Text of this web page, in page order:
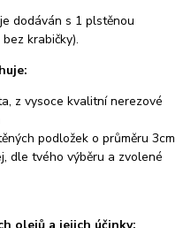
je dodáván s 1 plstěnou
krabičky).
z vysoce kvalitní nerezové
podložek o průměru 3cm
dle tvého výběru a zvolené